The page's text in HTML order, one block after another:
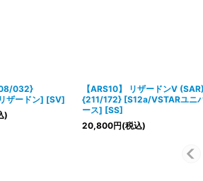
032}
ザードン] [SV]
)
【ARS10】 リザードンV (SAR)
{211/172} [S12a/VSTARユニ
ース] [SS]
20,800円(税込)